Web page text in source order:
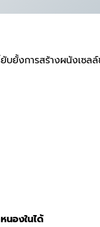
ยั้งการสร้างผนังเซล
นองในได้